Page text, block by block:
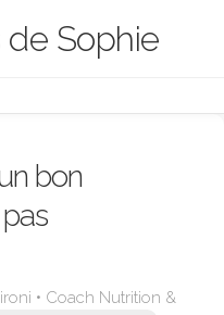
Sophie
bon
• Coach Nutrition &